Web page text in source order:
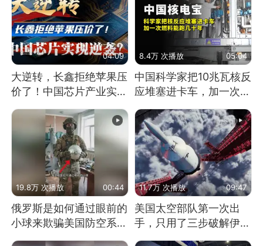
04:09
大逆转，长鑫拒绝苹果压
价了！中国芯片产业实现
怎样的逆袭？
8.4万 次播放 05:04
中国科学家把10兆瓦核反
应堆塞进卡车，加一次燃
料能跑几十年
19.8万 次播放 00:44
俄罗斯是如何通过眼前的
小球来欺骗美国防空系统
11.7万 次播放 09:47
美国太空部队第一次出
手，只用了三步破解伊朗